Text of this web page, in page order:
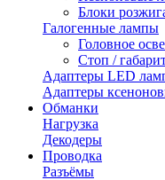
Блоки
Галогенные лампы
Головное
Стоп /
Адаптеры LED
Адаптеры
Обманки
Нагрузка
Декодеры
Проводка
Разъёмы